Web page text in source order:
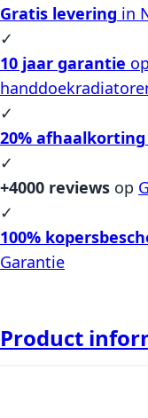
Gratis levering in
✓
10 jaar garantie
✓
20% afhaalkorting
✓
+4000 reviews op
✓
100%
Garantie
Product